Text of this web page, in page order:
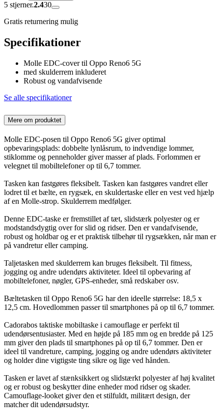
5 stjerner.2.430
Gratis returnering mulig
Specifikationer
Molle EDC-cover til Oppo Reno6 5G
med skulderrem inkluderet
Robust og vandafvisende
Se alle specifikationer
Mere om produktet
Molle EDC-posen til Oppo Reno6 5G giver optimal
opbevaringsplads: dobbelte lynlåsrum, to indvendige lommer,
stiklomme og penneholder giver masser af plads. Forlommen er
velegnet til mobiltelefoner op til 6,7 tommer.
Tasken kan fastgøres fleksibelt. Tasken kan fastgøres vandret eller
lodret til et bælte, en rygsæk, en skuldertaske eller en vest ved hjælp
af en Molle-strop. Skulderrem medfølger.
Denne EDC-taske er fremstillet af tæt, slidstærk polyester og er
modstandsdygtig over for slid og ridser. Den er vandafvisende,
robust og holdbar og er et praktisk tilbehør til rygsækken, når man er
på vandretur eller camping.
Taljetasken med skulderrem kan bruges fleksibelt. Til fitness,
jogging og andre udendørs aktiviteter. Ideel til opbevaring af
mobiltelefoner, nøgler, GPS-enheder, små redskaber osv.
Bæltetasken til Oppo Reno6 5G har den ideelle størrelse: 18,5 x
12,5 cm. Hovedlommen passer til smartphones på op til 6,7 tommer.
Cadorabos taktiske mobiltaske i camouflage er perfekt til
udendørsentusiaster. Med en højde på 185 mm og en bredde på 125
mm giver den plads til smartphones på op til 6,7 tommer. Den er
ideel til vandreture, camping, jogging og andre udendørs aktiviteter
og holder dine vigtigste ting sikre og lige ved hånden.
Tasken er lavet af stænksikkert og slidstærkt polyester af høj kvalitet
og er robust og beskytter dine enheder mod ridser og skader.
Camouflage-looket giver den et stilfuldt, militært design, der
matcher dit udendørsudstyr.